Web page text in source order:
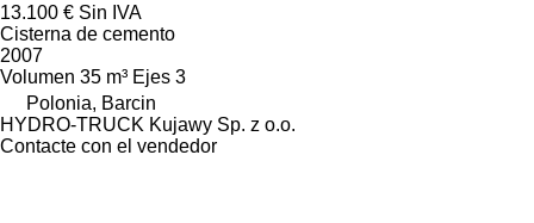
13.100 € Sin IVA
Cisterna de cemento
2007
Volumen 35 m³ Ejes 3
Polonia, Barcin
HYDRO-TRUCK Kujawy Sp. z o.o.
Contacte con el vendedor